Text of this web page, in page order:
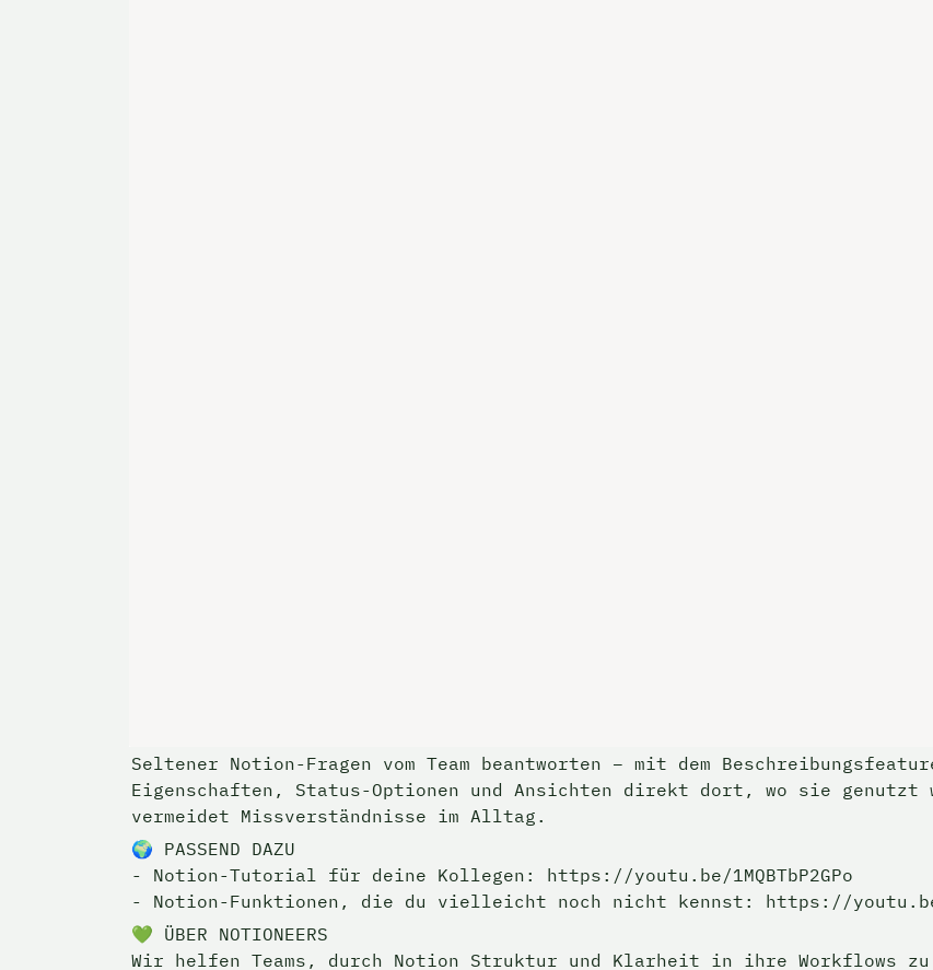
Seltener Notion-Fragen vom Team beantworten – mit dem
Eigenschaften, Status-Optionen und Ansichten direkt dort, wo sie genutzt
vermeidet Missverständnisse im Alltag.
🌍 PASSEND DAZU
- Notion-Tutorial für deine Kollegen: https://youtu.be/1MQBTbP2GPo
- Notion-Funktionen, die du vielleicht noch nicht kennst: https://youtu.be/
💚 ÜBER NOTIONEERS
Wir helfen Teams, durch Notion Struktur und Klarheit in ihre Workflows